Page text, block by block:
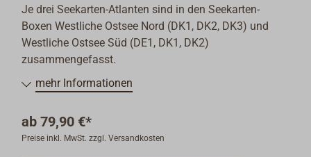
Je drei Seekarten-Atlanten sind in den Seekarten-
Boxen Westliche Ostsee Nord (DK1, DK2, DK3) und
Westliche Ostsee Süd (DE1, DK1, DK2)
zusammengefasst.
mehr Informationen
ab 79,90 €*
Preise inkl. MwSt. zzgl. Versandkosten